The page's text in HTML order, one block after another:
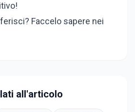
Faccelo sapere nei
all'articolo